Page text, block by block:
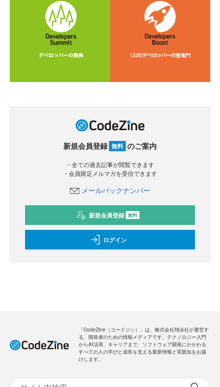
新規会員登録 無料 のご案内
・全ての過去記事が閲覧できます
・会員限定メルマガを受信できます
メールバックナンバー
新規会員登録 無料
ログイン
「CodeZine（コードジン）」は、株式会社翔泳社が運営す
る、開発者のための情報メディアです。テクノロジー入門
からAI活用、キャリアまで、ソフトウェア開発にかかわる
すべての人の学びと成長を支える最新情報と実践知をお届
けします。